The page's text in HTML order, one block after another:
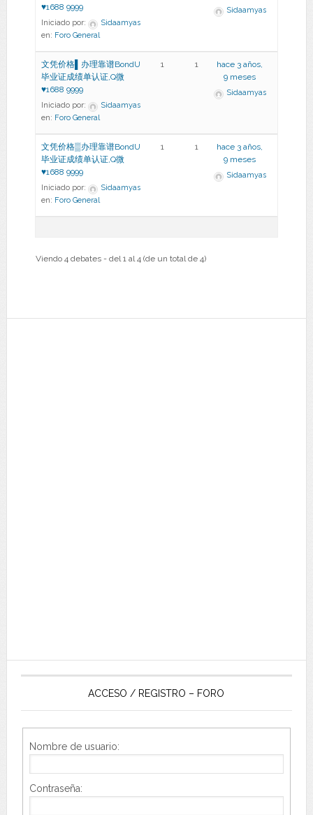
♥1688 9999
Iniciado por:
Sidaamyas
en: Foro General
Sidaamyas
文凭价格▌办理靠谱BondU
毕业证成绩单认证,Q微
♥1688 9999
Iniciado por:
Sidaamyas
en: Foro General
1 1
hace 3 años,
9 meses
Sidaamyas
文凭价格▒办理靠谱BondU
毕业证成绩单认证,Q微
♥1688 9999
Iniciado por:
Sidaamyas
en: Foro General
1 1
hace 3 años,
9 meses
Sidaamyas
Viendo 4 debates - del 1 al 4 (de un total de 4)
ACCESO / REGISTRO – FORO
Nombre de usuario:
Contraseña: